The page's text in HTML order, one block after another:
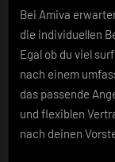
Bei Amiva
die individuellen
Egal ob du viel
nach einem
das passende
und flexiblen
nach deinen